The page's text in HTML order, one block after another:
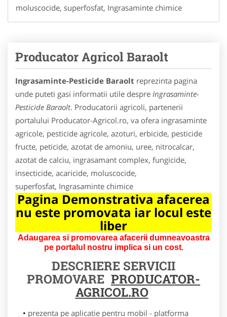
moluscocide, superfosfat, Ingrasaminte chimice
Producator Agricol Baraolt
Ingrasaminte-Pesticide Baraolt reprezinta pagina
unde puteti gasi informatii utile despre Ingrasaminte-
Pesticide Baraolt. Producatorii agricoli, partenerii
portalului Producator-Agricol.ro, va ofera ingrasaminte
agricole, pesticide agricole, azoturi, erbicide, pesticide
fructe, peticide, azotat de amoniu, uree, nitrocalcar,
azotat de calciu, ingrasamant complex, fungicide,
insecticide, acaricide, moluscocide,
superfosfat, Ingrasaminte chimice
Pagina Demonstrativa afacerea
nu este promovata iar locul este
liber
Adaugarea si promovarea afacerii dumneavoastra
pe portalul nostru implica si un cost.
DESCRIERE SERVICII
PROMOVARE PRODUCATOR-
AGRICOL.RO
prezenta pe aplicatie pentru mobil - platforma